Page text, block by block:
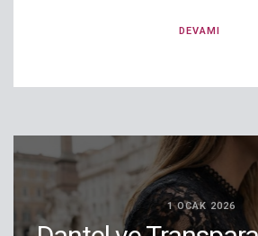
DEVAMI
1 OCAK 2026